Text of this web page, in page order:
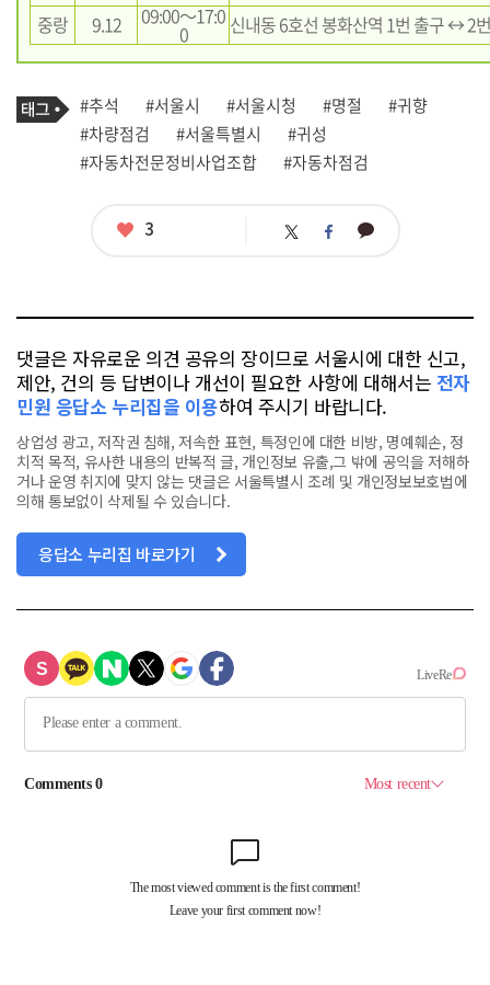
중랑
9.12 09:00～17:0
0 신내동 6호선 봉화산역 1번 출구 ↔ 2
기
사
관
련
태
태
그
#추석 #서울시 #서울시청 #명절
#귀향
#차량점검
#서울특별시
#귀성
#자동차전문정비사업조합
#자동차점검
좋
3 트 페 카
댓글은 자유로운 의견 공유의 장이므로 서울시에 대한 신고,
제안, 건의 등 답변이나 개선이 필요한 사항에 대해서는 전자
민원 응답소 누리집을 이용하여 주시기 바랍니다.
상업성 광고, 저작권 침해, 저속한 표현, 특정인에 대한 비방, 명예훼손, 정
치적 목적, 유사한 내용의 반복적 글, 개인정보 유출,그 밖에 공익을 저해하
거나 운영 취지에 맞지 않는 댓글은 서울특별시 조례 및 개인정보보호법에
의해 통보없이 삭제될 수 있습니다.
응답소 누리집 바로가기